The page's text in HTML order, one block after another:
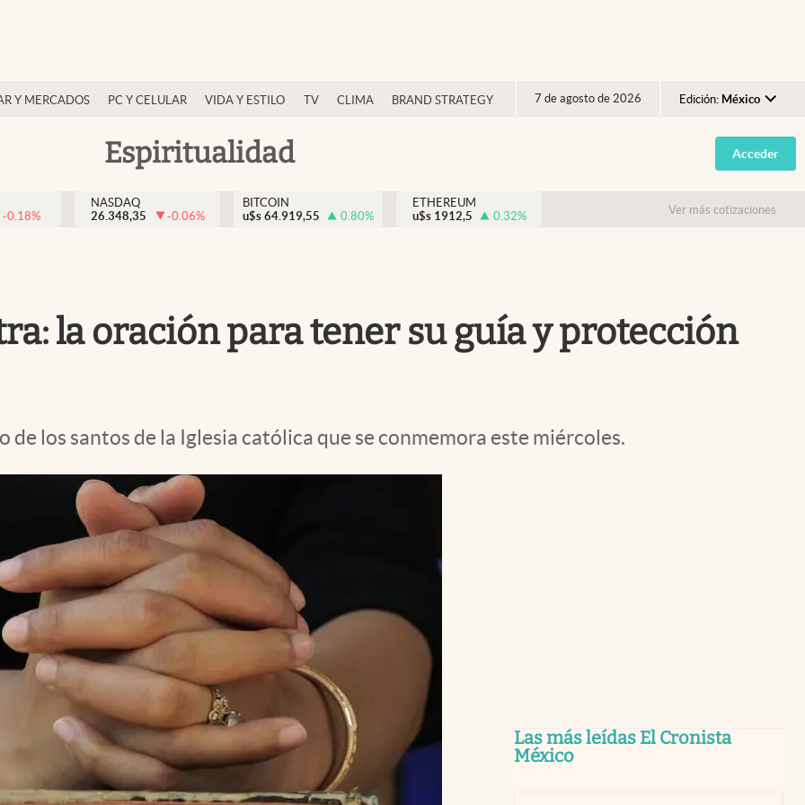
Y MERCADOS PC Y CELULAR VIDA Y ESTILO TV CLIMA BRAND STRATEGY 7 de agosto de 2026 Edición: México
Argentina
España
USA
Espiritualidad Acceder
-0.18%
NASDAQ
26.348,35
-0.06%
BITCOIN
u$s 64.919,55 0.80%
ETHEREUM
u$s 1912,5 0.32% Ver más cotizaciones
la oración para tener su guía y protección
de los santos de la Iglesia católica que se conmemora este miércoles.
Las más leídas El Cronista
México